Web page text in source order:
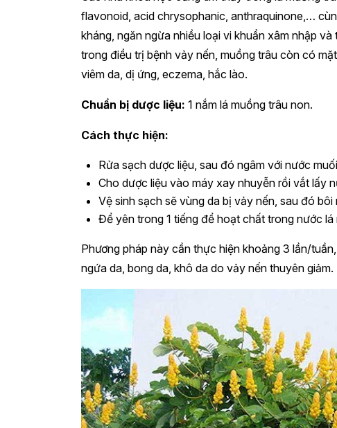
flavonoid, acid chrysophanic, anthraquinone,…
kháng, ngăn ngừa nhiều loại vi khuẩn xâm nhập
trong điều trị bệnh vảy nến, muồng trâu còn có
viêm da, dị ứng, eczema, hắc lào.
Chuẩn bị dược liệu: 1 nắm lá muồng trâu non.
Cách thực hiện:
Rửa sạch dược liệu, sau đó ngâm với nước
Cho dược liệu vào máy xay nhuyễn rồi vắt lấy
Vệ sinh sạch sẽ vùng da bị vảy nến, sau đó bôi
Để yên trong 1 tiếng để hoạt chất trong nước
Phương pháp này cần thực hiện khoảng 3 lần/
ngứa da, bong da, khô da do vảy nến thuyên giảm.